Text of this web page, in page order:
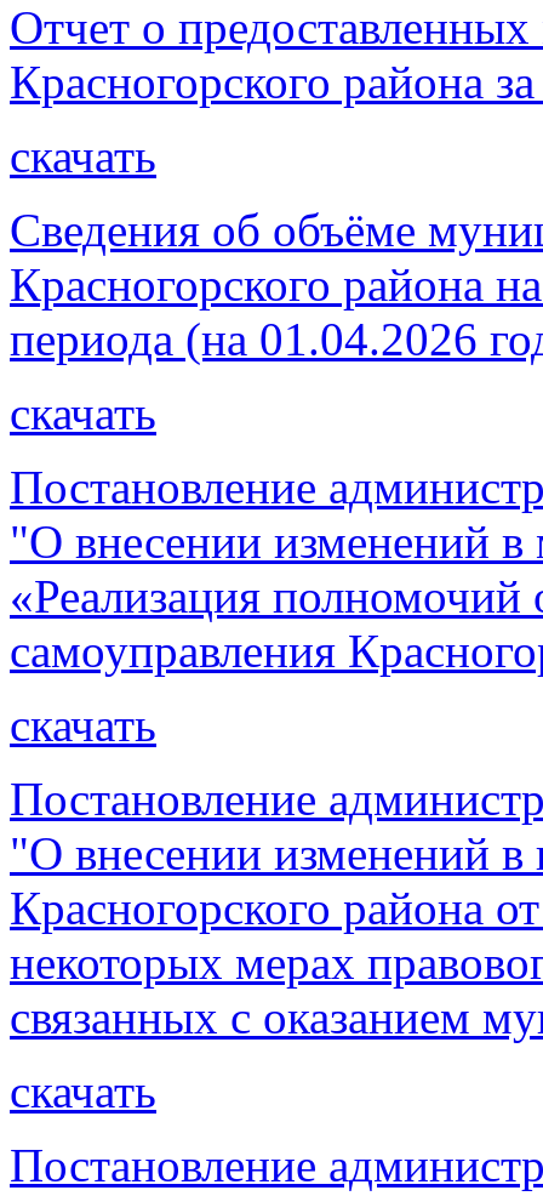
Отчет о
Красногорского района
скачать
Сведения об объёме
Красногорского района
периода (на 01.04.2026
скачать
Постановление
"О внесении изменений
«Реализация полномочий
самоуправления
скачать
Постановление
"О внесении изменений
Красногорского района
некоторых мерах
связанных с оказанием
скачать
Постановление